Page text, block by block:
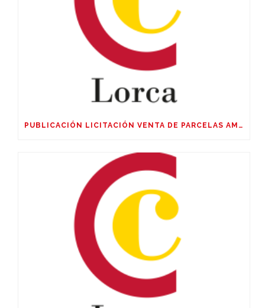
PUBLICACIÓN LICITACIÓN VENTA DE PARCELAS AMPLIACIÓN SUR POLIGÓNO SAPRELORCA